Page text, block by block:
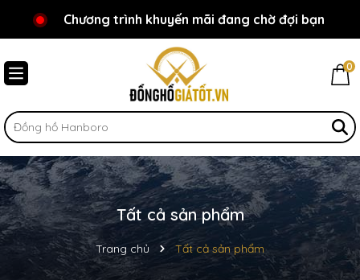
Chào mừng bạn đến với Đồnghồgiátốt.vn!
Chương trình khuyến mãi đang chờ đợi bạn
0
Tất cả sản phẩm
Trang chủ Tất cả sản phẩm